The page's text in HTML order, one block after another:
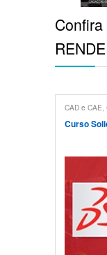
CAD e CAE,
Projeto
Curso